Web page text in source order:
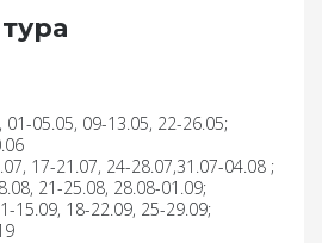
05.05, 09-13.05, 22-26.05;
17-21.07, 24-28.07,31.07-04.08 ;
21-25.08, 28.08-01.09;
15.09, 18-22.09, 25-29.09;